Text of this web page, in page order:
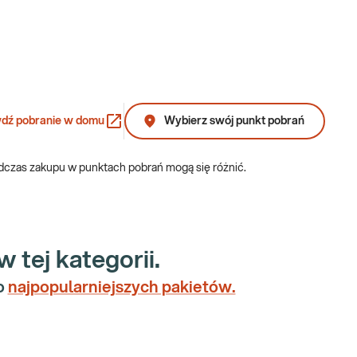
pakiety badań na prezent mogą być realizowane w
Twoich bliskich.
pobranie w domu Wybierz swój punkt pobrań
zakupu w punktach pobrań mogą się różnić.
tej kategorii.
najpopularniejszych pakietów.